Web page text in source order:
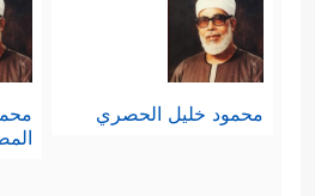
محمود خليل الحصري